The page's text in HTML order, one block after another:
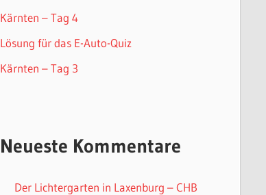
Kärnten – Tag 4
Lösung für das E-Auto-Quiz
Kärnten – Tag 3
Neueste Kommentare
Der Lichtergarten in Laxenburg – CHB